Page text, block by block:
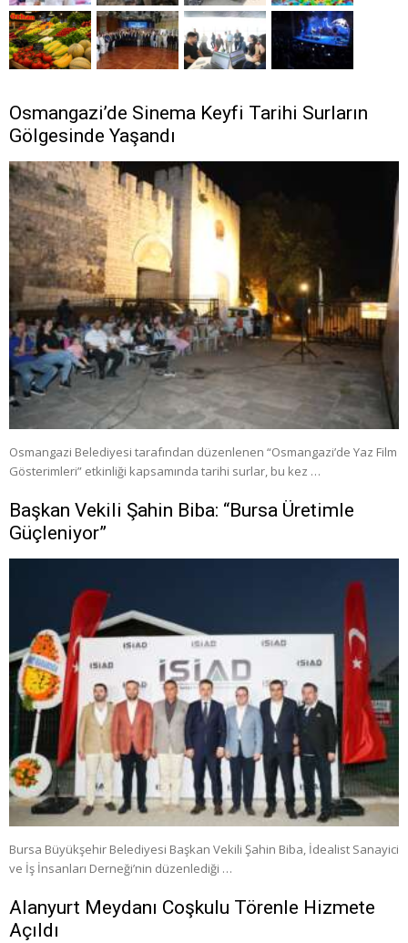
Osmangazi’de Sinema Keyfi Tarihi Surların
Gölgesinde Yaşandı
Osmangazi Belediyesi tarafından düzenlenen “Osmangazi’de Yaz Film
Gösterimleri” etkinliği kapsamında tarihi surlar, bu kez …
Başkan Vekili Şahin Biba: “Bursa Üretimle
Güçleniyor”
Bursa Büyükşehir Belediyesi Başkan Vekili Şahin Biba, İdealist Sanayici
ve İş İnsanları Derneği’nin düzenlediği …
Alanyurt Meydanı Coşkulu Törenle Hizmete
Açıldı